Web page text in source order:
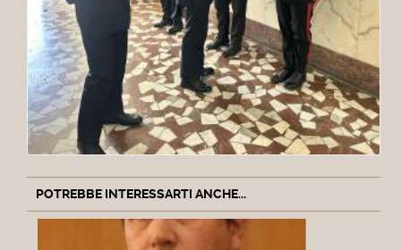
POTREBBE INTERESSARTI ANCHE...